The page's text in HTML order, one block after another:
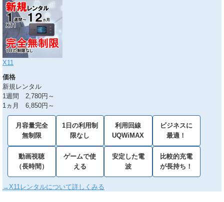
X11
価格
新規レンタル
1週間 2,780円～
1ヵ月 6,850円～
月容量完全
無制限
1日の利用制
限なし
利用回線
UQWiMAX
ビジネスに
最適！
動画視聴
（長時間）
ゲームで使
える
安定した電
波
比較的充電
が長持ち！
→X11レンタルについて詳しくみる